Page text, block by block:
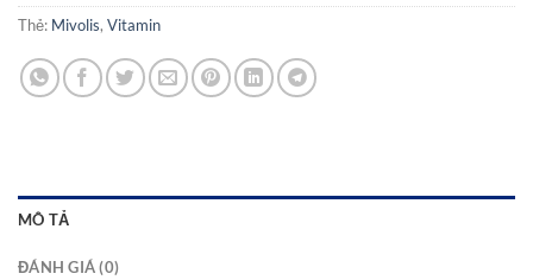
Thẻ: Mivolis, Vitamin
MÔ TẢ
ĐÁNH GIÁ (0)